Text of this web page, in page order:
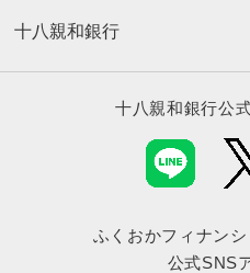
十八親和銀行
十八親和銀行公
ふくおかフィナン
公式SNS